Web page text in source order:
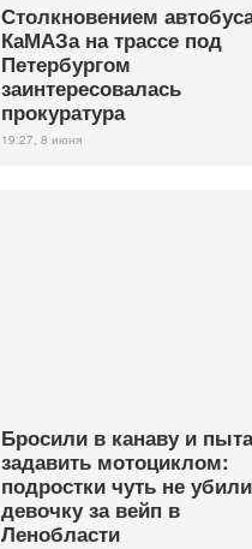
Столкновением
КаМАЗа на трассе под
Петербургом
заинтересовалась
прокуратура
19:27, 8 июня
Бросили в канаву и
задавить мотоциклом:
подростки чуть не убили
девочку за вейп в
Ленобласти